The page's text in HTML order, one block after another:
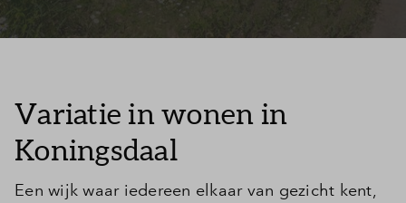
Variatie in wonen in
Koningsdaal
Een wijk waar iedereen elkaar van gezicht kent,